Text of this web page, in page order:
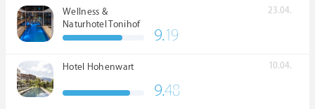
Wellness &
Naturhotel Tonihof
****S
23.04.
9.19
Hotel Hohenwart 10.04.
9.48